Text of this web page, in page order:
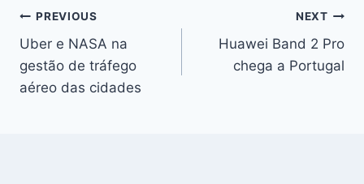
Navegação
de
artigos
PREVIOUS
Uber e NASA na
gestão de tráfego
aéreo das cidades
NEXT
Huawei Band 2 Pro
chega a Portugal